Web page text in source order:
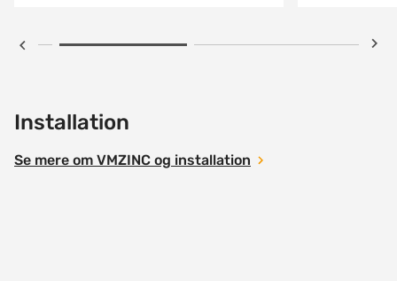
Installation
Se mere om VMZINC og installation